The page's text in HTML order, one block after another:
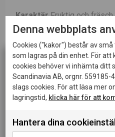
KaraktärFruktig och
exotisk frukt och lite smör.
syra och inslag av mango,
frisk eftersmak.
VinifieringEfter
därefter får jäsa på
Lagring Delar av vinet
jästfällningen. Delvis på
Denna webbplats
Cookies ("kakor") består av
som lagras på din enhet. För att
cookies behöver vi inhämta ditt
Scandinavia AB, orgnr.
slags cookies. För att läsa mer
lagringstid, klicka här för att
Hantera dina
Denna sida innehåller
drycker och riktar sig